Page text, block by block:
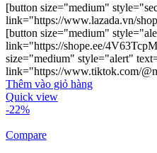
[button size="medium"
link="https://www.lazada.vn/
[button size="medium"
link="https://shope.ee/
size="medium" style="alert"
link="https://www.tiktok.com/
Thêm vào giỏ hàng
Quick view
-22%
Compare